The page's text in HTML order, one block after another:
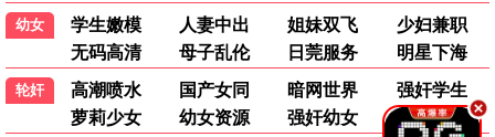
英雄本色 大话西游